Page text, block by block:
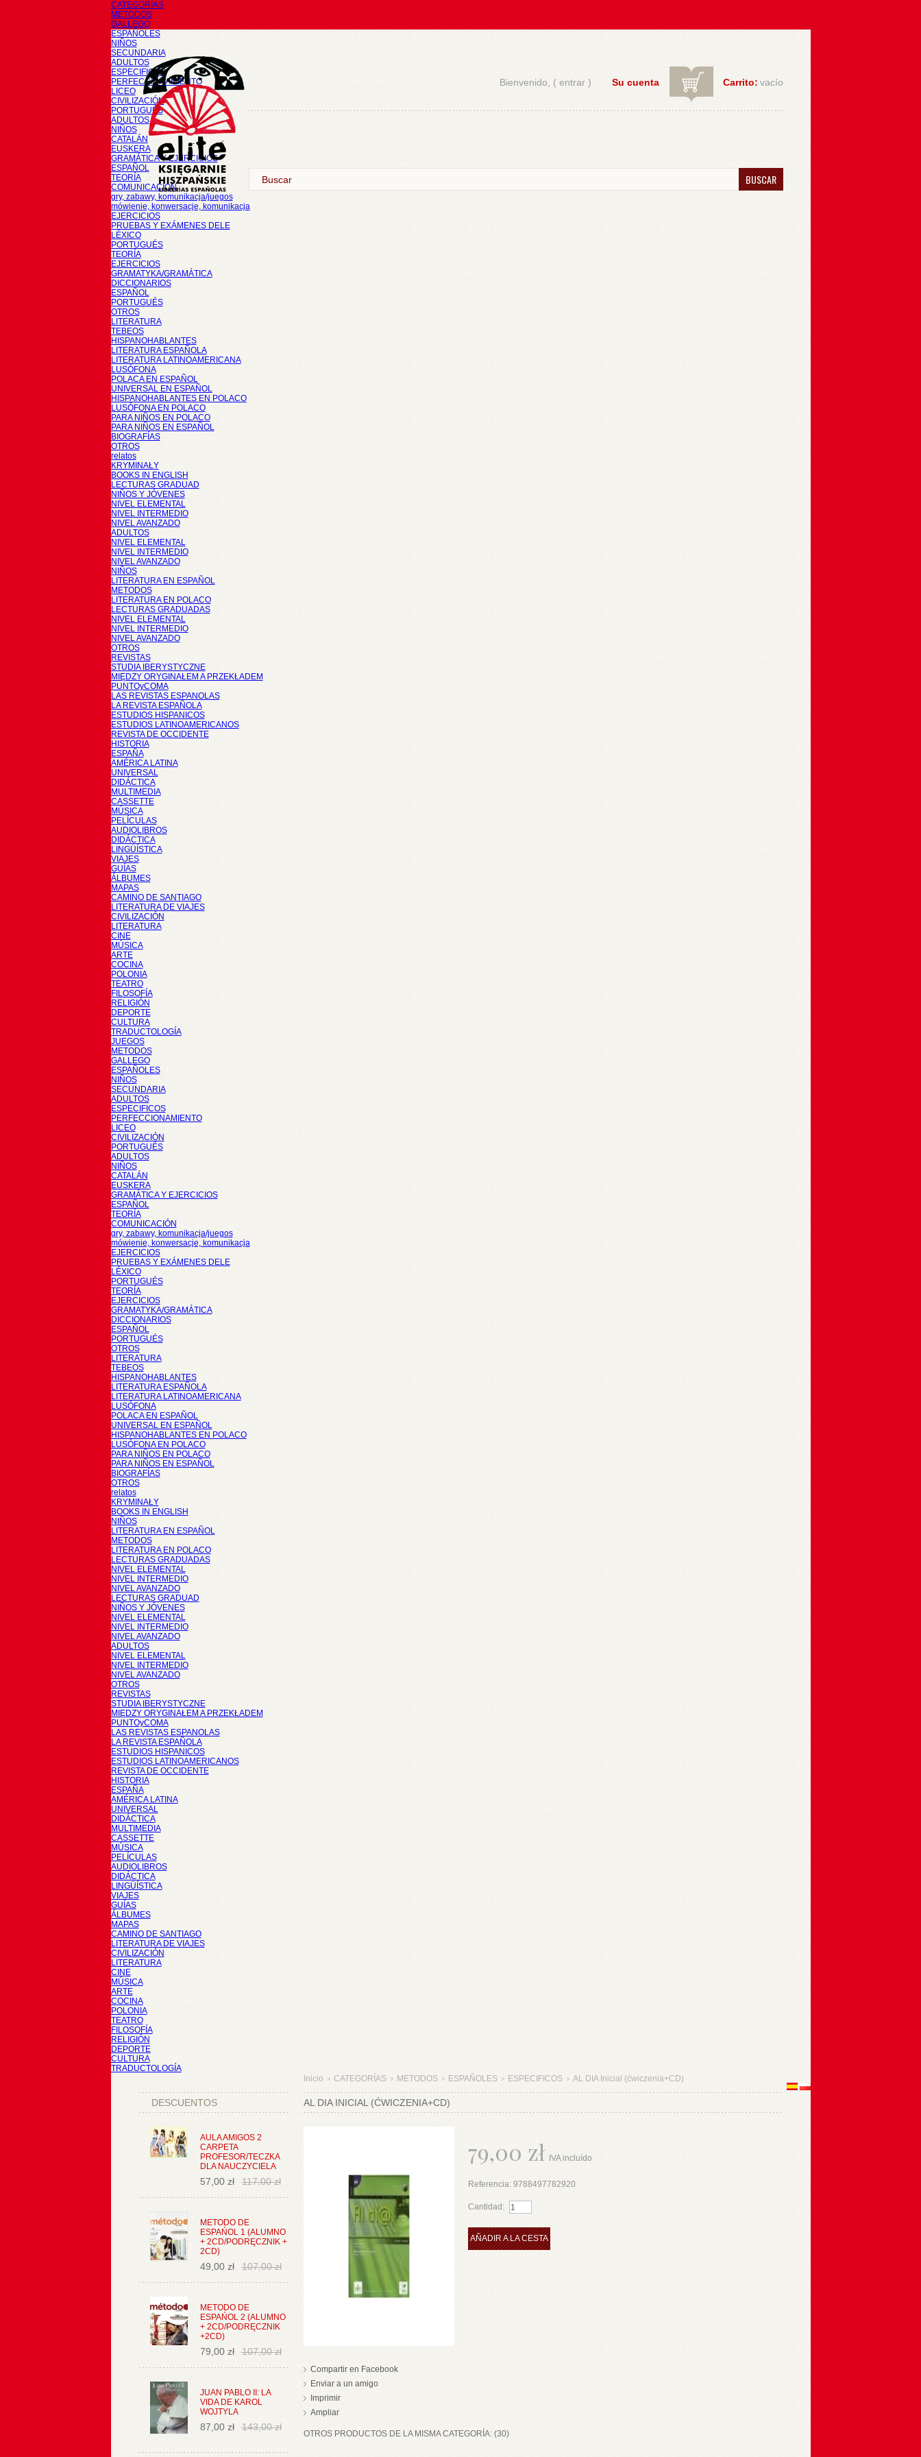
CATEGORÍAS
METODOS
GALLEGO
ESPAÑOLES
NIÑOS
SECUNDARIA
ADULTOS
ESPECIFICOS
PERFECCIONAMIENTO
LICEO
CIVILIZACIÓN
PORTUGUÉS
ADULTOS
NIÑOS
CATALÁN
EUSKERA
GRAMÁTICA Y EJERCICIOS
ESPAÑOL
TEORÍA
COMUNICACIÓN
gry, zabawy, komunikacja/juegos
mówienie, konwersacje, komunikacja
EJERCICIOS
PRUEBAS Y EXÁMENES DELE
LÉXICO
PORTUGUÉS
TEORÍA
EJERCICIOS
GRAMATYKA/GRAMÁTICA
DICCIONARIOS
ESPAÑOL
PORTUGUÉS
OTROS
LITERATURA
TEBEOS
HISPANOHABLANTES
LITERATURA ESPAÑOLA
LITERATURA LATINOAMERICANA
LUSÓFONA
POLACA EN ESPAÑOL
UNIVERSAL EN ESPAÑOL
HISPANOHABLANTES EN POLACO
LUSÓFONA EN POLACO
PARA NIÑOS EN POLACO
PARA NIÑOS EN ESPAÑOL
BIOGRAFÍAS
OTROS
relatos
KRYMINAŁY
BOOKS IN ENGLISH
LECTURAS GRADUAD
NIÑOS Y JÓVENES
NIVEL ELEMENTAL
NIVEL INTERMEDIO
NIVEL AVANZADO
ADULTOS
NIVEL ELEMENTAL
NIVEL INTERMEDIO
NIVEL AVANZADO
NIÑOS
LITERATURA EN ESPAÑOL
METODOS
LITERATURA EN POLACO
LECTURAS GRADUADAS
NIVEL ELEMENTAL
NIVEL INTERMEDIO
NIVEL AVANZADO
OTROS
REVISTAS
STUDIA IBERYSTYCZNE
MIĘDZY ORYGINAŁEM A PRZEKŁADEM
PUNTOyCOMA
LAS REVISTAS ESPANOLAS
LA REVISTA ESPAÑOLA
ESTUDIOS HISPANICOS
ESTUDIOS LATINOAMERICANOS
REVISTA DE OCCIDENTE
HISTORIA
ESPAÑA
AMÉRICA LATINA
UNIVERSAL
DIDÁCTICA
MULTIMEDIA
CASSETTE
MÚSICA
PELÍCULAS
AUDIOLIBROS
DIDÁCTICA
LINGÜÍSTICA
VIAJES
GUÍAS
ÁLBUMES
MAPAS
CAMINO DE SANTIAGO
LITERATURA DE VIAJES
CIVILIZACIÓN
LITERATURA
CINE
MÚSICA
ARTE
COCINA
POLONIA
TEATRO
FILOSOFÍA
RELIGIÓN
DEPORTE
CULTURA
TRADUCTOLOGÍA
JUEGOS
METODOS
GALLEGO
ESPAÑOLES
NIÑOS
SECUNDARIA
ADULTOS
ESPECIFICOS
PERFECCIONAMIENTO
LICEO
CIVILIZACIÓN
PORTUGUÉS
ADULTOS
NIÑOS
CATALÁN
EUSKERA
GRAMÁTICA Y EJERCICIOS
ESPAÑOL
TEORÍA
COMUNICACIÓN
gry, zabawy, komunikacja/juegos
mówienie, konwersacje, komunikacja
EJERCICIOS
PRUEBAS Y EXÁMENES DELE
LÉXICO
PORTUGUÉS
TEORÍA
EJERCICIOS
GRAMATYKA/GRAMÁTICA
DICCIONARIOS
ESPAÑOL
PORTUGUÉS
OTROS
LITERATURA
TEBEOS
HISPANOHABLANTES
LITERATURA ESPAÑOLA
LITERATURA LATINOAMERICANA
LUSÓFONA
POLACA EN ESPAÑOL
UNIVERSAL EN ESPAÑOL
HISPANOHABLANTES EN POLACO
LUSÓFONA EN POLACO
PARA NIÑOS EN POLACO
PARA NIÑOS EN ESPAÑOL
BIOGRAFÍAS
OTROS
relatos
KRYMINAŁY
BOOKS IN ENGLISH
NIÑOS
LITERATURA EN ESPAÑOL
METODOS
LITERATURA EN POLACO
LECTURAS GRADUADAS
NIVEL ELEMENTAL
NIVEL INTERMEDIO
NIVEL AVANZADO
LECTURAS GRADUAD
NIÑOS Y JÓVENES
NIVEL ELEMENTAL
NIVEL INTERMEDIO
NIVEL AVANZADO
ADULTOS
NIVEL ELEMENTAL
NIVEL INTERMEDIO
NIVEL AVANZADO
OTROS
REVISTAS
STUDIA IBERYSTYCZNE
MIĘDZY ORYGINAŁEM A PRZEKŁADEM
PUNTOyCOMA
LAS REVISTAS ESPANOLAS
LA REVISTA ESPAÑOLA
ESTUDIOS HISPANICOS
ESTUDIOS LATINOAMERICANOS
REVISTA DE OCCIDENTE
HISTORIA
ESPAÑA
AMÉRICA LATINA
UNIVERSAL
DIDÁCTICA
MULTIMEDIA
CASSETTE
MÚSICA
PELÍCULAS
AUDIOLIBROS
DIDÁCTICA
LINGÜÍSTICA
VIAJES
GUÍAS
ÁLBUMES
MAPAS
CAMINO DE SANTIAGO
LITERATURA DE VIAJES
CIVILIZACIÓN
LITERATURA
CINE
MÚSICA
ARTE
COCINA
POLONIA
TEATRO
FILOSOFÍA
RELIGIÓN
DEPORTE
CULTURA
TRADUCTOLOGÍA
Carrito: vacío
Su cuenta
Bienvenido, ( entrar)
BUSCAR
DESCUENTOS
AULA AMIGOS 2
CARPETA
PROFESOR/TECZKA
DLA NAUCZYCIELA
57,00 zł 117,00 zł
METODO DE
ESPAŃOL 1 (ALUMNO
+ 2CD/PODRĘCZNIK +
2CD)
49,00 zł 107,00 zł
METODO DE
ESPAŃOL 2 (ALUMNO
+ 2CD/PODRĘCZNIK
+2CD)
79,00 zł 107,00 zł
JUAN PABLO II: LA
VIDA DE KAROL
WOJTYLA
87,00 zł 143,00 zł
Inicio > CATEGORÍAS > METODOS > ESPAÑOLES > ESPECIFICOS > AL DIA Inicial (ćwiczenia+CD)
AL DIA INICIAL (ĆWICZENIA+CD)
Compartir en Facebook
Enviar a un amigo
Imprimir
Ampliar
79,00 zł IVA incluído
Referencia: 9788497782920
Cantidad:
AÑADIR A LA CESTA
OTROS PRODUCTOS DE LA MISMA CATEGORÍA: (30)